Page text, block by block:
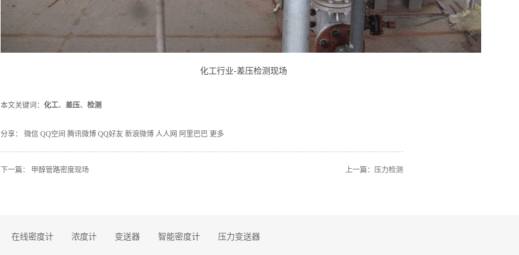
化工行业-差压检测现场
本文关键词： 化工、 差压、 检测
分享： 微信 QQ空间 腾讯微博 QQ好友 新浪微博 人人网 阿里巴巴 更多
下一篇： 甲醇管路密度现场 上一篇： 压力检测
在线密度计 浓度计 变送器 智能密度计 压力变送器